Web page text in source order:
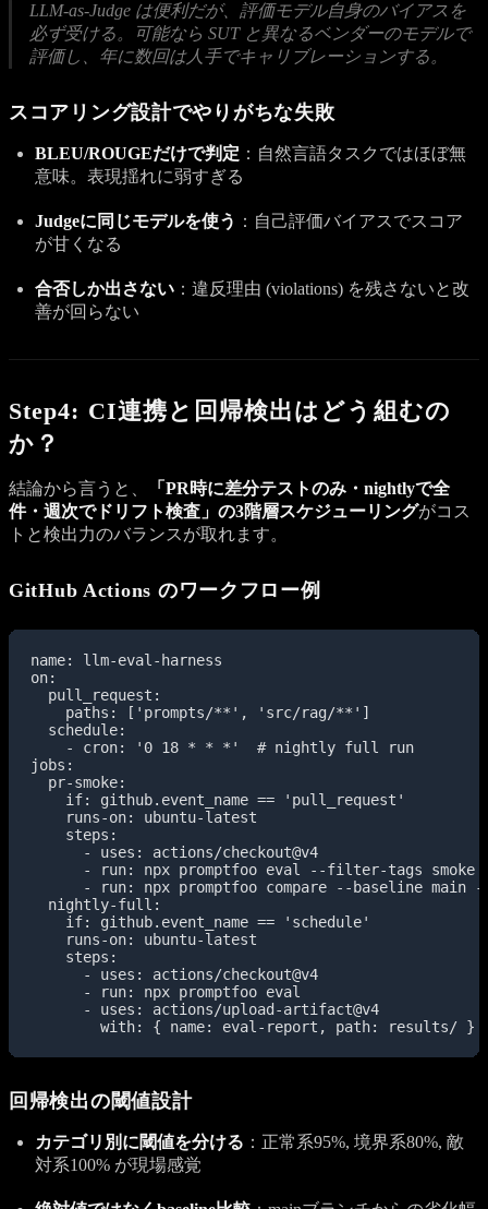
LLM-as-Judge は便利だが、評価モデル自身のバイアスを
必ず受ける。可能なら SUT と異なるベンダーのモデルで
評価し、年に数回は人手でキャリブレーションする。
スコアリング設計でやりがちな失敗
BLEU/ROUGEだけで判定 ：自然言語タスクではほぼ無
意味。表現揺れに弱すぎる
Judgeに同じモデルを使う ：自己評価バイアスでスコア
が甘くなる
合否しか出さない ：違反理由 (violations) を残さないと改
善が回らない
Step4: CI連携と回帰検出はどう組むの
か？
結論から言うと、
「PR時に差分テストのみ・nightlyで全
件・週次でドリフト検査」の3階層スケジューリングがコス
トと検出力のバランスが取れます。
GitHub Actions のワークフロー例
name: llm-eval-harness
on:
  pull_request:
    paths: ['prompts/**', 'src/rag/**']
  schedule:
    - cron: '0 18 * * *'  # nightly full run
jobs:
  pr-smoke:
    if: github.event_name == 'pull_request'
    runs-on: ubuntu-latest
    steps:
      - uses: actions/checkout@v4
- run: npx promptfoo eval --filter-tags smoke
- run: npx promptfoo compare --baseline main
  nightly-full:
    if: github.event_name == 'schedule'
    runs-on: ubuntu-latest
    steps:
      - uses: actions/checkout@v4
      - run: npx promptfoo eval
      - uses: actions/upload-artifact@v4
        with: { name: eval-report, path: results/ }
回帰検出の閾値設計
カテゴリ別に閾値を分ける ：正常系95%, 境界系80%, 敵
対系100% が現場感覚